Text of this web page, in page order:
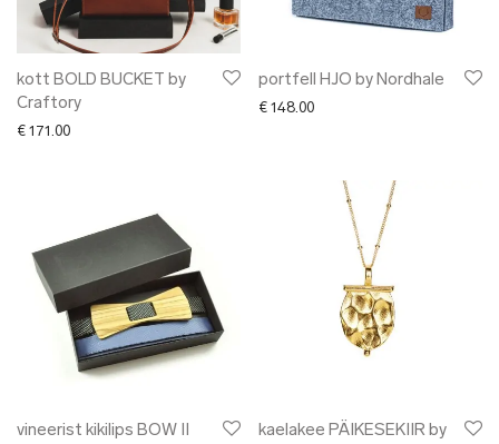
kott BOLD BUCKET by
Craftory
€ 171.00
portfell HJO by Nordhale
€ 148.00
vineerist kikilips BOW II
kaelakee PÄIKESEKIIR by